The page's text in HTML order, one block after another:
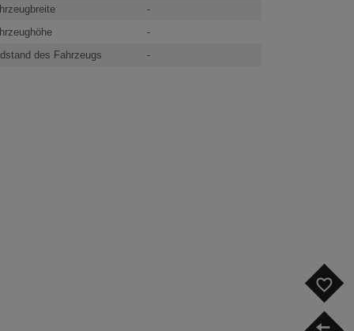
-
-
des Fahrzeugs
-